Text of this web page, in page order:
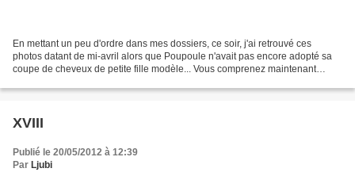
En mettant un peu d'ordre dans mes dossiers, ce soir, j'ai retrouvé ces
photos datant de mi-avril alors que Poupoule n'avait pas encore adopté sa
coupe de cheveux de petite fille modèle... Vous comprenez maintenant
XVIII
Publié le 20/05/2012 à 12:39
Par Ljubi